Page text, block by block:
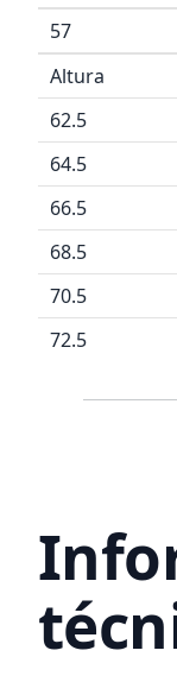
57
Altura
62.5
64.5
66.5
68.5
70.5
72.5